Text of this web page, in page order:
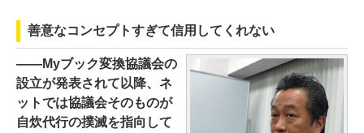
善意なコンセプトすぎて信用してくれない
――Myブック変換協議会の
設立が発表されて以降、ネ
ットでは協議会そのものが
自炊代行の撲滅を指向して